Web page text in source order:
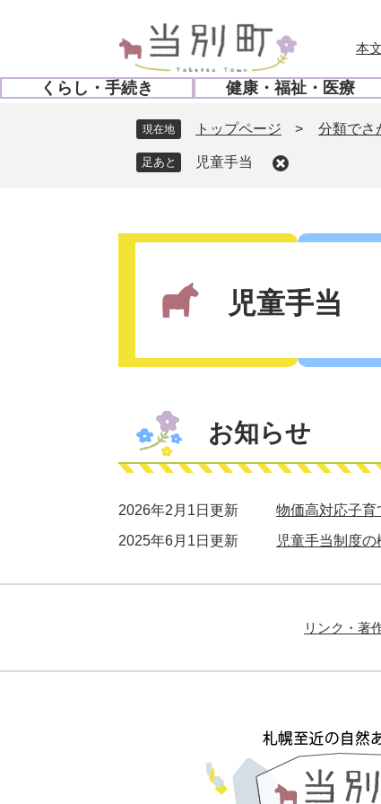
の
先
ー
を
本
くらし・手続き
開
健康・福祉・医療
開
く
現在地 トップページ > 分類でさ
児童手当
児童手当
お知らせ
2026年2月1日更新
物価高対応子育
2025年6月1日更新
児童手当制度
リンク・著